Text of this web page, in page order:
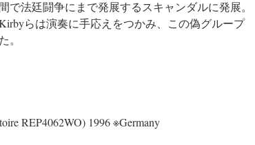
法廷闘争にまで発展するスキャンダルに発展。
らは演奏に手応えをつかみ、この偽グループ
。
REP4062WO) 1996 ※Germany